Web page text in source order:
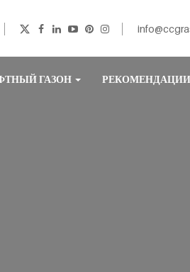
ГАЗОН РЕКОМЕНДАЦИИ